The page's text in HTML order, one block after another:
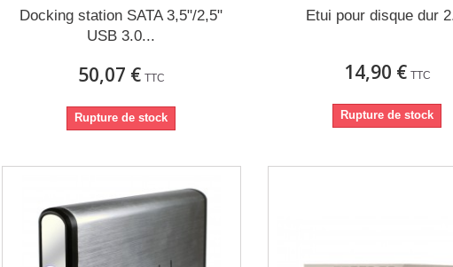
Docking station SATA 3,5"/2,5"
USB 3.0...
50,07 € TTC
Rupture de stock
Etui pour disque dur
14,90 € TTC
Rupture de stock